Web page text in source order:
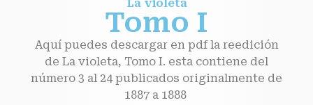
La violeta
Tomo I
Aquí puedes descargar en pdf la reedición
de La violeta, Tomo I. esta contiene del
número 3 al 24 publicados originalmente de
1887 a 1888